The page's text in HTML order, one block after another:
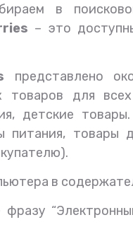
в
– это
представлено
товаров для
детские
товары
в